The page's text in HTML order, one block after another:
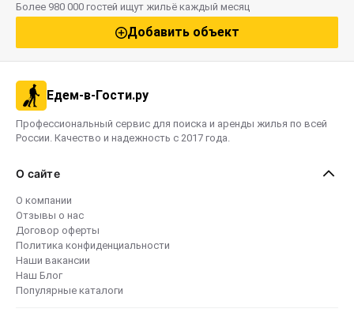
При нарушении данного правила, мы имеем право на
выселение без возвращения оплаты.
Способы оплаты:
- Банковский перевод. Оплата наличными или
При заезде взимается страховой депозит в размере
2500 руб. за весь период проживания и
возвращается Гостю после проверки состояния
объекта размещения на предмет соблюдения правил
проживания и сохранности имущества (после 16:00).
Более 980 000 гостей ищут жильё каждый месяц
Добавить объект
Едем-в-Гости.ру
Профессиональный сервис для поиска и аренды жилья по всей
России. Качество и надежность с 2017 года.
О сайте
О компании
Отзывы о нас
Договор оферты
Политика конфиденциальности
Наши вакансии
Наш Блог
Популярные каталоги